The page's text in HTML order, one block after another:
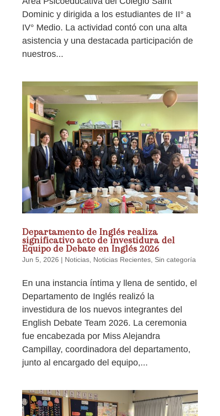
Dominic y dirigida a los estudiantes de II° a
IV° Medio. La actividad contó con una alta
asistencia y una destacada participación de
nuestros...
Departamento de Inglés realiza
significativo acto de investidura del
Equipo de Debate en Inglés 2026
Jun 5, 2026 | Noticias, Noticias Recientes, Sin categoría
En una instancia íntima y llena de sentido, el
Departamento de Inglés realizó la
investidura de los nuevos integrantes del
English Debate Team 2026. La ceremonia
fue encabezada por Miss Alejandra
Campillay, coordinadora del departamento,
junto al encargado del equipo,...